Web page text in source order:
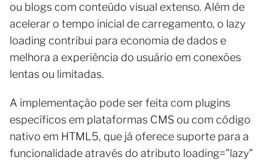
ou blogs com conteúdo visual extenso. Além de
acelerar o tempo inicial de carregamento, o lazy
loading contribui para economia de dados e
melhora a experiência do usuário em conexões
lentas ou limitadas.
A implementação pode ser feita com plugins
específicos em plataformas CMS ou com código
nativo em HTML5, que já oferece suporte para a
funcionalidade através do atributo loading="lazy"